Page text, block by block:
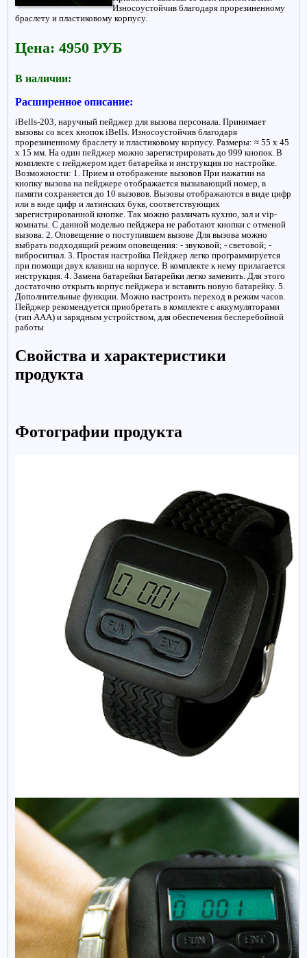
Износоустойчив благодаря прорезиненному
браслету и пластиковому корпусу.
Цена: 4950 РУБ
В наличии:
Расширенное описание:
iBells-203, наручный пейджер для вызова персонала. Принимает
вызовы со всех кнопок iBells. Износоустойчив благодаря
прорезиненному браслету и пластиковому корпусу. Размеры: ≈ 55 х 45
х 15 мм. На один пейджер можно зарегистрировать до 999 кнопок. В
комплекте с пейджером идет батарейка и инструкция по настройке.
Возможности: 1. Прием и отображение вызовов При нажатии на
кнопку вызова на пейджере отображается вызывающий номер, в
памяти сохраняется до 10 вызовов. Вызовы отображаются в виде цифр
или в виде цифр и латинских букв, соответствующих
зарегистрированной кнопке. Так можно различать кухню, зал и vip-
комнаты. С данной моделью пейджера не работают кнопки с отменой
вызова. 2. Оповещение о поступившем вызове Для вызова можно
выбрать подходящий режим оповещения: - звуковой; - световой; -
вибросигнал. 3. Простая настройка Пейджер легко программируется
при помощи двух клавиш на корпусе. В комплекте к нему прилагается
инструкция. 4. Замена батарейки Батарейки легко заменить. Для этого
достаточно открыть корпус пейджера и вставить новую батарейку. 5.
Дополнительные функции. Можно настроить переход в режим часов.
Пейджер рекомендуется приобретать в комплекте с аккумуляторами
(тип ААА) и зарядным устройством, для обеспечения бесперебойной
работы
Свойства и характеристики
продукта
Фотографии продукта